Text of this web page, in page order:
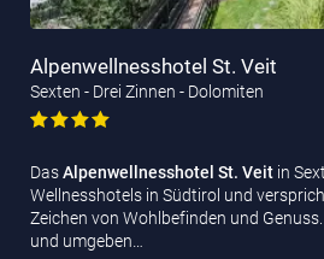
Alpenwellnesshotel St. Veit
Sexten - Drei Zinnen - Dolomiten
DasAlpenwellnesshotel St. Veit in
Wellnesshotels in Südtirol und
Zeichen von Wohlbefinden und
und umgeben…